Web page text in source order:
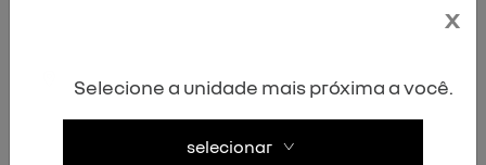
meses de fabricação tornam-se oportunidades excelentes,
oferecendo recursos tecnológicos recentes por valores
x
Selecione a unidade mais próxima a você.
selecionar